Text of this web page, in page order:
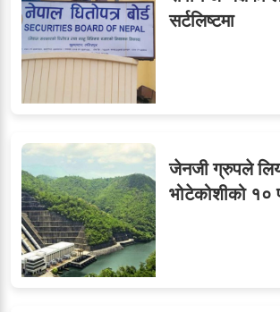
६सेवाबाटै बर्खास्त गर्ने तयारी
७
८जुनियरलाई दोहोरो जिम्मेवारी,
मन्त्रालयभित्र असन्तुष्टि
सर्टलिष्टमा
जेनजी ग्रुपले
भोटेकोशीको १०